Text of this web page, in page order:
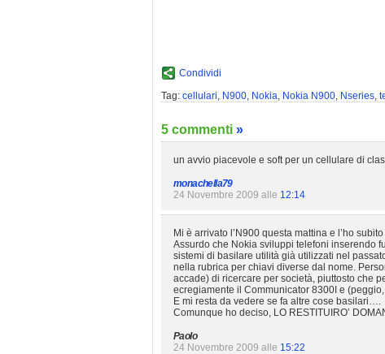
Condividi
Tag: cellulari, N900, Nokia, Nokia N900, Nseries,
5 commenti »
un avvio piacevole e soft per un cellulare di
monachella79
24 Novembre 2009 alle 12:14
Mi è arrivato l’N900 questa mattina e l’ho
Assurdo che Nokia sviluppi telefoni inserendo
sistemi di basilare utilità già utilizzati nel
nella rubrica per chiavi diverse dal nome.
accade) di ricercare per società, piuttosto che
ecregiamente il Communicator 8300I e
E mi resta da vedere se fa altre cose basilari….
Comunque ho deciso, LO RESTITUIRO’
Paolo
24 Novembre 2009 alle 15:22